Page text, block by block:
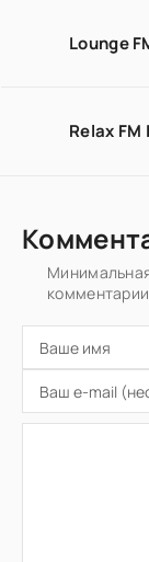
Lounge
Relax